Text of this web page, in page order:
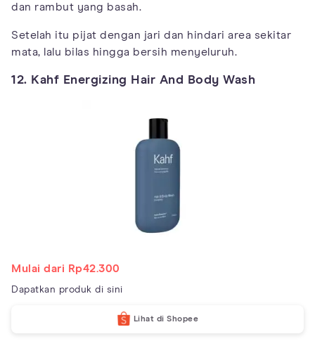
dan rambut yang basah.
Setelah itu pijat dengan jari dan hindari area sekitar
mata, lalu bilas hingga bersih menyeluruh.
12. Kahf Energizing Hair And Body Wash
Mulai dari Rp42.300
Dapatkan produk di sini
Lihat di Shopee